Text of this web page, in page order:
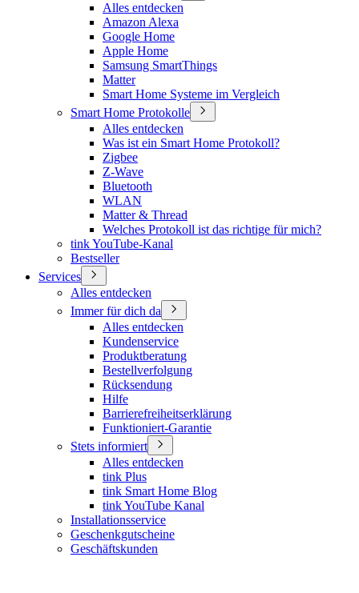
Alles entdecken
Amazon Alexa
Google Home
Apple Home
Samsung SmartThings
Matter
Smart Home Systeme im Vergleich
Smart Home Protokolle
Alles entdecken
Was ist ein Smart Home Protokoll?
Zigbee
Z-Wave
Bluetooth
WLAN
Matter & Thread
Welches Protokoll ist das richtige für mich?
tink YouTube-Kanal
Bestseller
Services
Alles entdecken
Immer für dich da
Alles entdecken
Kundenservice
Produktberatung
Bestellverfolgung
Rücksendung
Hilfe
Barrierefreiheitserklärung
Funktioniert-Garantie
Stets informiert
Alles entdecken
tink Plus
tink Smart Home Blog
tink YouTube Kanal
Installationsservice
Geschenkgutscheine
Geschäftskunden